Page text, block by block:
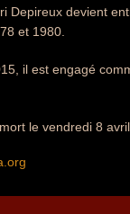
Depireux devient
et 1980.
il est engagé
le vendredi 8